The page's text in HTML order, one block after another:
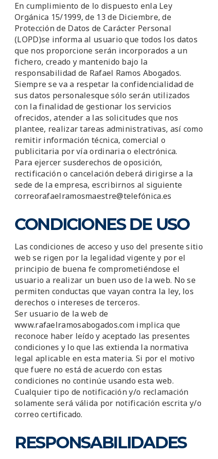
En cumplimiento de lo dispuesto enla Ley
Orgánica 15/1999, de 13 de Diciembre, de
Protección de Datos de Carácter Personal
(LOPD)se informa al usuario que todos los datos
que nos proporcione serán incorporados a un
fichero, creado y mantenido bajo la
responsabilidad de Rafael Ramos Abogados.
Siempre se va a respetar la confidencialidad de
sus datos personalesque sólo serán utilizados
con la finalidad de gestionar los servicios
ofrecidos, atender a las solicitudes que nos
plantee, realizar tareas administrativas, así como
remitir información técnica, comercial o
publicitaria por vía ordinaria o electrónica.
Para ejercer susderechos de oposición,
rectificación o cancelación deberá dirigirse a la
sede de la empresa, escribirnos al siguiente
correorafaelramosmaestre@telefónica.es
CONDICIONES DE USO
Las condiciones de acceso y uso del presente sitio
web se rigen por la legalidad vigente y por el
principio de buena fe comprometiéndose el
usuario a realizar un buen uso de la web. No se
permiten conductas que vayan contra la ley, los
derechos o intereses de terceros.
Ser usuario de la web de
www.rafaelramosabogados.com implica que
reconoce haber leído y aceptado las presentes
condiciones y lo que las extienda la normativa
legal aplicable en esta materia. Si por el motivo
que fuere no está de acuerdo con estas
condiciones no continúe usando esta web.
Cualquier tipo de notificación y/o reclamación
solamente será válida por notificación escrita y/o
correo certificado.
RESPONSABILIDADES